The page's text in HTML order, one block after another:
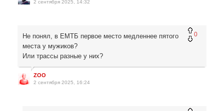
2 сентября 2025, 14:32
0
Не понял, в ЕМТБ первое место медленнее пятого
места у мужиков?
Или трассы разные у них?
ZOO
2 сентября 2025, 16:24